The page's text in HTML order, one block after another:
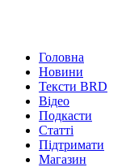
Головна
Новини
Тексти BRD
Відео
Подкасти
Статті
Підтримати
Магазин